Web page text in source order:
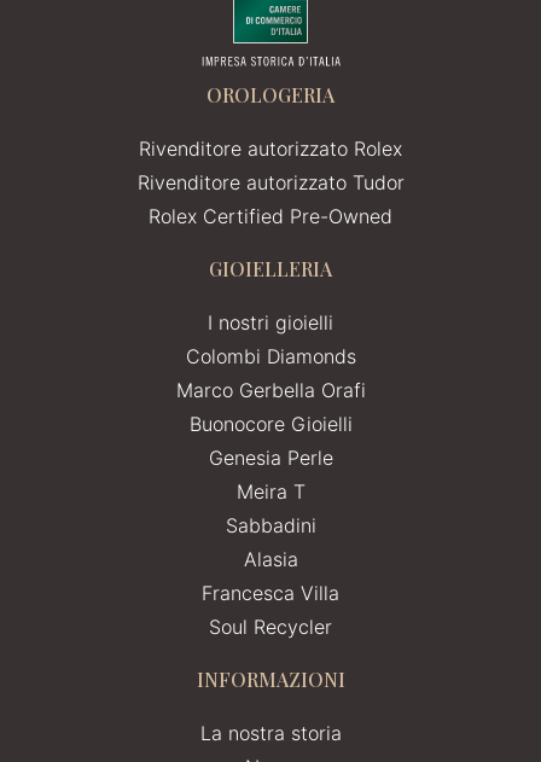
OROLOGERIA
Rivenditore autorizzato Rolex
Rivenditore autorizzato Tudor
Rolex Certified Pre-Owned
GIOIELLERIA
I nostri gioielli
Colombi Diamonds
Marco Gerbella Orafi
Buonocore Gioielli
Genesia Perle
Meira T
Sabbadini
Alasia
Francesca Villa
Soul Recycler
INFORMAZIONI
La nostra storia